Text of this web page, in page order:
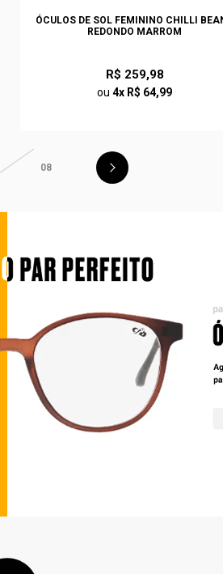
ÓCULOS DE SOL FEMININO CHILLI
REDONDO MARROM
R$ 259,98
ou4x R$ 64,99
08